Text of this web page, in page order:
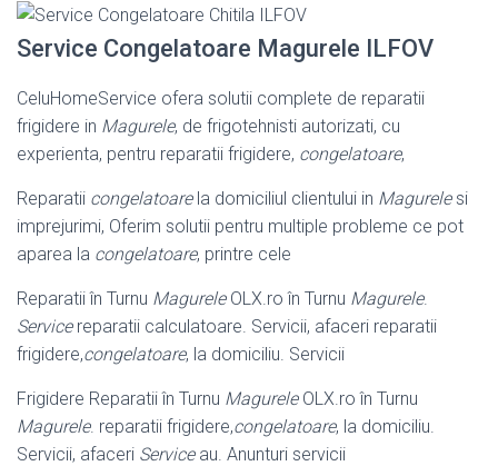
Service Congelatoare Magurele ILFOV
CeluHomeService ofera solutii complete de reparatii
frigidere in Magurele, de frigotehnisti autorizati, cu
experienta, pentru reparatii frigidere, congelatoare,
Reparatii congelatoarela domiciliul clientului in Magurelesi
imprejurimi, Oferim solutii pentru multiple probleme ce pot
aparea la congelatoare, printre cele
Reparatii în Turnu MagureleOLX.ro în Turnu Magurele.
Servicereparatii calculatoare. Servicii, afaceri reparatii
frigidere,congelatoare, la domiciliu. Servicii
Frigidere Reparatii în Turnu MagureleOLX.ro în Turnu
Magurele. reparatii frigidere,congelatoare, la domiciliu.
Servicii, afaceri Serviceau. Anunturi servicii